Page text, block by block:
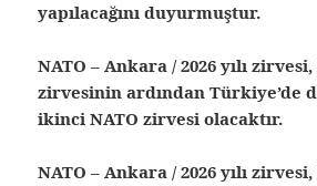
yapılacağını duyurmuştur.
NATO – Ankara / 2026 yılı
zirvesinin ardından Türkiye’de
ikinci NATO zirvesi olacaktır.
NATO – Ankara / 2026 yılı